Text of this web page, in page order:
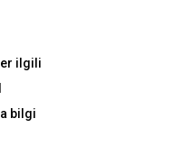
ilgili
bilgi